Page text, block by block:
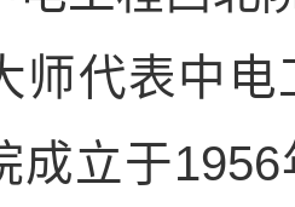
代表中电
成立于